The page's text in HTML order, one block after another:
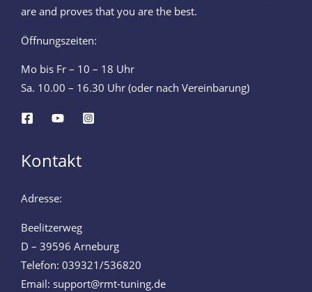
are and proves that you are the best.
Öffnungszeiten:
Mo bis Fr – 10 – 18 Uhr
Sa. 10.00 – 16.30 Uhr (oder nach Vereinbarung)
Kontakt
Adresse:
Beelitzerweg
D – 39596 Arneburg
Telefon: 039321/536820
Email: support@rmt-tuning.de